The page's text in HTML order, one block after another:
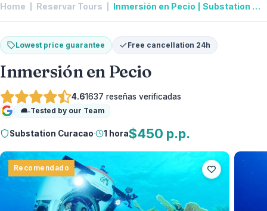
Home Reservar Tours Inmersión en Pecio | Substation Curacao
Lowest price guarantee Free cancellation 24h
Inmersión en Pecio
4.61637 reseñas verificadas
Google
Tested by our Team
Substation Curacao· 1 hora$450 p.p.
Recomendado